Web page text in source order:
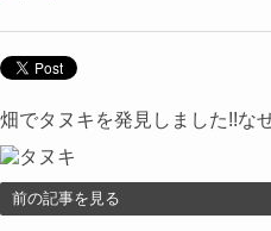
畑でタヌキを発見しました!!な
前の記事を見る